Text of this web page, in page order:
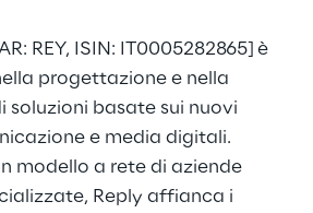
REY, ISIN: IT0005282865] è
progettazione e nella
soluzioni basate sui nuovi
e media digitali.
modello a rete di aziende
Reply affianca i